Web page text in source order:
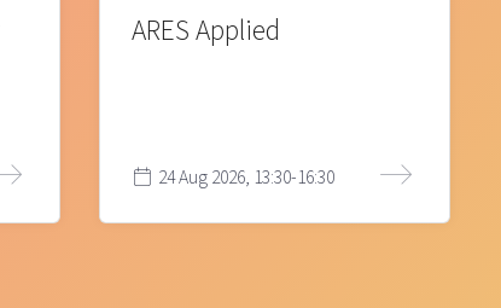
ARES Applied
24 Aug 2026, 13:30-16:30